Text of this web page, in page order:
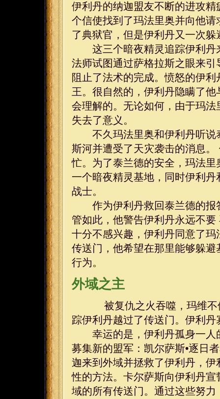
伊利丹的纳迦盟友不断的进攻
个信使找到了玛法里奥并向他
了典狱官，但是伊利丹又一次躲
这三个暗夜精灵追踪伊利丹
法师试图通过萨格拉斯之眼来
阻止了法术的完成。愤怒的伊
王。很自然的，伊利丹隐瞒了
会理解的。无论如何，由于玛
失去了意义。
不久玛法里奥和伊利丹听说
斯河并遭受了天灾袭击的消息
忙。为了泰兰德的安全，玛法
一个暗夜精灵基地，同时伊利
战士。
作为伊利丹救回泰兰德的报
管如此，他警告伊利丹永远不
十分不感兴趣，伊利丹同意了
传送门，他希望在那里能够躲
行为。
外域之主
被复仇之火吞噬，玛维不
踪伊利丹越过了传送门。伊利
幸运的是，伊利丹孤身一人
募集新的盟军：凯尔萨斯•逐日
迦来到外域并拯救了伊利丹，
性的方法。卡尔萨斯向伊利丹
域的所有传送门。通过这些努